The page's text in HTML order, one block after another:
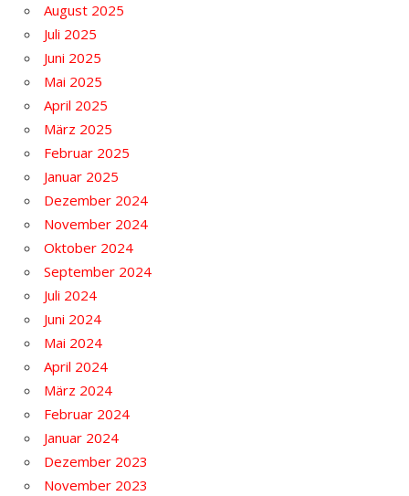
August 2025
Juli 2025
Juni 2025
Mai 2025
April 2025
März 2025
Februar 2025
Januar 2025
Dezember 2024
November 2024
Oktober 2024
September 2024
Juli 2024
Juni 2024
Mai 2024
April 2024
März 2024
Februar 2024
Januar 2024
Dezember 2023
November 2023